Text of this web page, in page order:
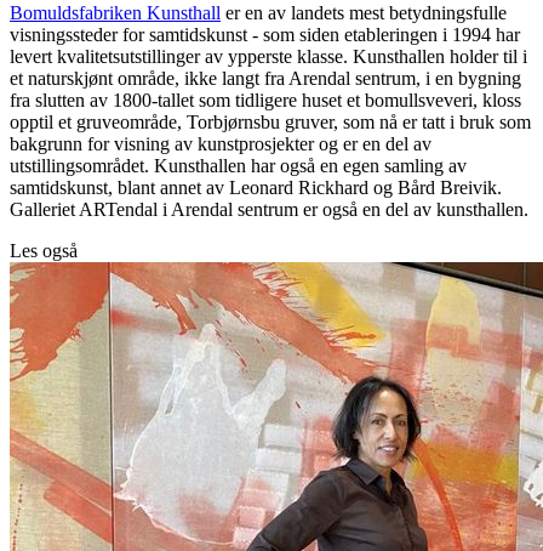
Bomuldsfabriken Kunsthall er en av landets mest betydningsfulle
visningssteder for samtidskunst - som siden etableringen i 1994 har
levert kvalitetsutstillinger av ypperste klasse. Kunsthallen holder til i
et naturskjønt område, ikke langt fra Arendal sentrum, i en bygning
fra slutten av 1800-tallet som tidligere huset et bomullsveveri, kloss
opptil et gruveområde, Torbjørnsbu gruver, som nå er tatt i bruk som
bakgrunn for visning av kunstprosjekter og er en del av
utstillingsområdet. Kunsthallen har også en egen samling av
samtidskunst, blant annet av Leonard Rickhard og Bård Breivik.
Galleriet ARTendal i Arendal sentrum er også en del av kunsthallen.
Les også